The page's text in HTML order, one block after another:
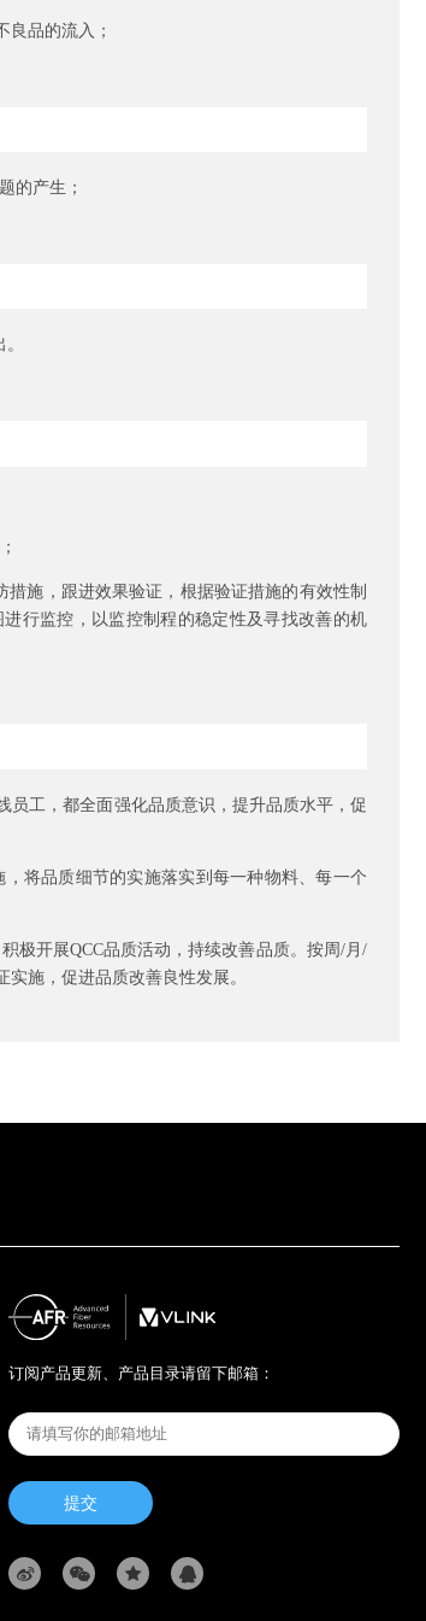
良品的流入；
的产生；
。
施，跟进效果验证，根据验证措施的有效性制
行监控，以监控制程的稳定性及寻找改善的机
员工，都全面强化品质意识，提升品质水平，促
将品质细节的实施落实到每一种物料、每一个
极开展QCC品质活动，持续改善品质。按周/月/
施，促进品质改善良性发展。
订阅产品更新、产品目录请留下邮箱：
提交